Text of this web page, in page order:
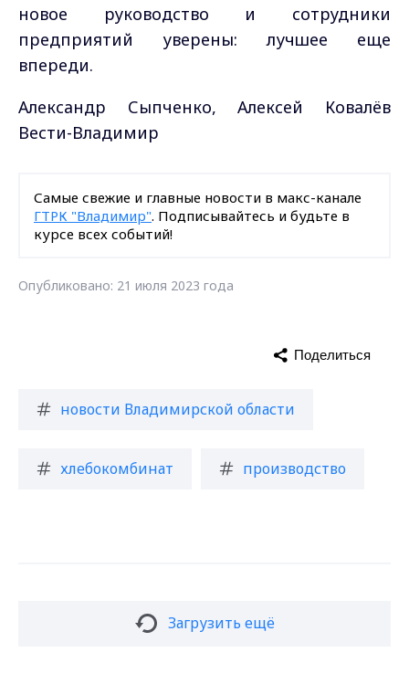
новое руководство и сотрудники
предприятий уверены: лучшее еще
впереди.
Александр Сыпченко, Алексей Ковалёв
Вести-Владимир
Самые свежие и главные новости в макс-канале
ГТРК "Владимир". Подписывайтесь и будьте в
курсе всех событий!
Опубликовано: 21 июля 2023 года
новости Владимирской области
хлебокомбинат производство
Поделиться
Загрузить ещё